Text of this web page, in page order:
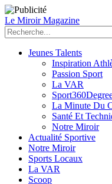
Le Miroir Magazine
Jeunes Talents
Inspiration
Passion Sport
La VAR
La Minute Du
Santé Et
Notre Miroir
Actualité Sportive
Notre Miroir
Sports Locaux
La VAR
Scoop